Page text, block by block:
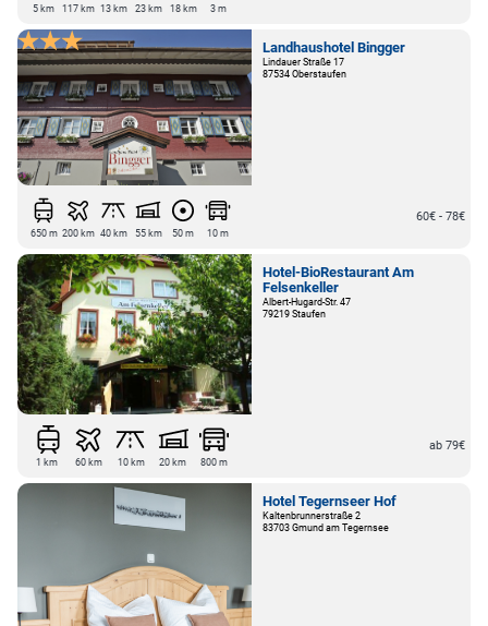
5 km 117 km 13 km 23 km 18 km 3 m
Landhaushotel Bingger
Lindauer Straße 17
87534 Oberstaufen
650 m 200 km 40 km 55 km 50 m 10 m
60€ - 78€
Hotel-BioRestaurant Am
Felsenkeller
Albert-Hugard-Str. 47
79219 Staufen
1 km 60 km 10 km 20 km 800 m
ab 79€
Hotel Tegernseer Hof
Kaltenbrunnerstraße 2
83703 Gmund am Tegernsee